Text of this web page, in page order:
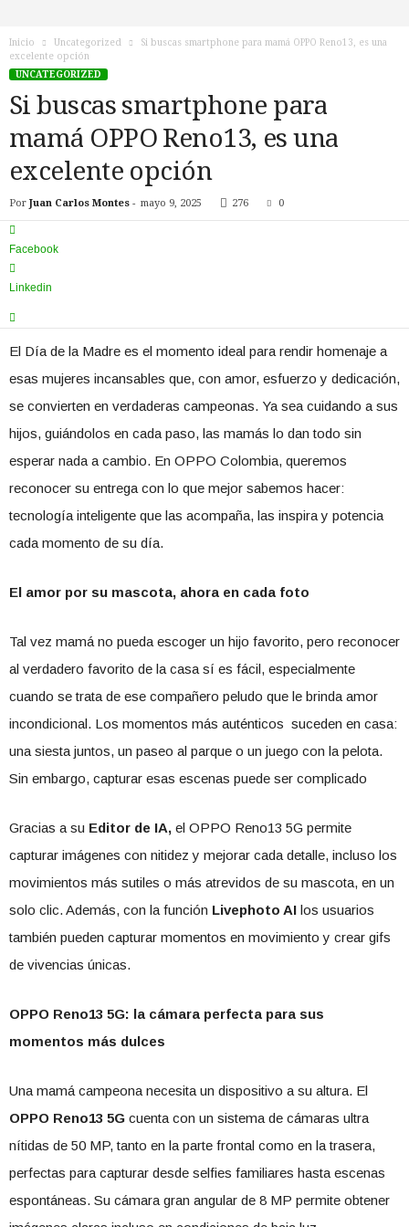
Inicio Uncategorized
Si buscas smartphone para mamá OPPO Reno13, es una
excelente opción
UNCATEGORIZED
Si buscas smartphone para
mamá OPPO Reno13, es una
excelente opción
Por Juan Carlos Montes - mayo 9, 2025 276 0
Facebook
Linkedin
El Día de la Madre es el momento ideal para rendir homenaje a
esas mujeres incansables que, con amor, esfuerzo y dedicación,
se convierten en verdaderas campeonas. Ya sea cuidando a sus
hijos, guiándolos en cada paso, las mamás lo dan todo sin
esperar nada a cambio. En OPPO Colombia, queremos
reconocer su entrega con lo que mejor sabemos hacer:
tecnología inteligente que las acompaña, las inspira y potencia
cada momento de su día.
El amor por su mascota, ahora en cada foto
Tal vez mamá no pueda escoger un hijo favorito, pero reconocer
al verdadero favorito de la casa sí es fácil, especialmente
cuando se trata de ese compañero peludo que le brinda amor
incondicional. Los momentos más auténticos suceden en casa:
una siesta juntos, un paseo al parque o un juego con la pelota.
Sin embargo, capturar esas escenas puede ser complicado
Gracias a su Editor de IA, el OPPO Reno13 5G permite
capturar imágenes con nitidez y mejorar cada detalle, incluso los
movimientos más sutiles o más atrevidos de su mascota, en un
solo clic. Además, con la función Livephoto AI los usuarios
también pueden capturar momentos en movimiento y crear gifs
de vivencias únicas.
OPPO Reno13 5G: la cámara perfecta para sus
momentos más dulces
Una mamá campeona necesita un dispositivo a su altura. El
OPPO Reno13 5G cuenta con un sistema de cámaras ultra
nítidas de 50 MP, tanto en la parte frontal como en la trasera,
perfectas para capturar desde selfies familiares hasta escenas
espontáneas. Su cámara gran angular de 8 MP permite obtener